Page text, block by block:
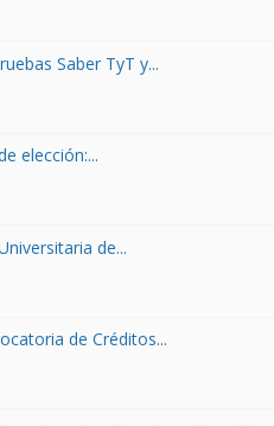
Saber TyT y...
elección:...
de...
de Créditos...